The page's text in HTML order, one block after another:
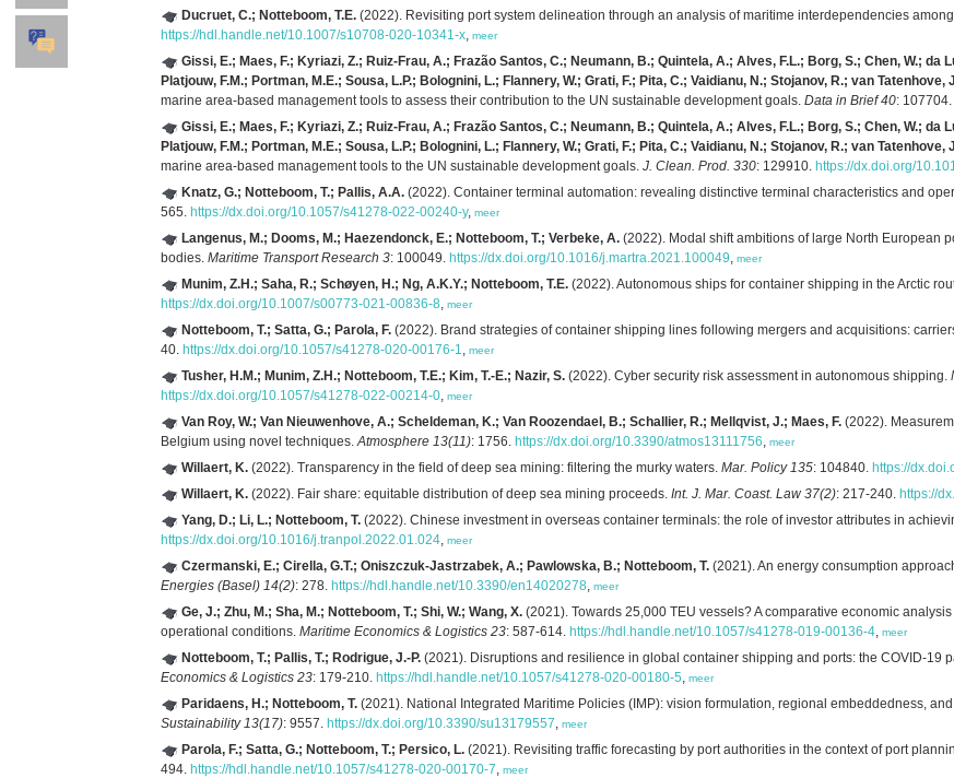
Ducruet, C.; Notteboom, T.E. (2022). Revisiting port system delineation through an analysis of maritime interdependencies
https://hdl.handle.net/10.1007/s10708-020-10341-x, meer
Gissi, E.; Maes, F.; Kyriazi, Z.; Ruiz-Frau, A.; Frazão Santos, C.; Neumann, B.; Quintela, A.; Alves, F.L.; Borg, S.; Chen, W.; da
Platjouw, F.M.; Portman, M.E.; Sousa, L.P.; Bolognini, L.; Flannery, W.; Grati, F.; Pita, C.; Vaidianu, N.; Stojanov, R.; van
marine area-based management tools to assess their contribution to the UN sustainable development goals. Data in Brief 40: 107704.
Gissi, E.; Maes, F.; Kyriazi, Z.; Ruiz-Frau, A.; Frazão Santos, C.; Neumann, B.; Quintela, A.; Alves, F.L.; Borg, S.; Chen, W.; da
Platjouw, F.M.; Portman, M.E.; Sousa, L.P.; Bolognini, L.; Flannery, W.; Grati, F.; Pita, C.; Vaidianu, N.; Stojanov, R.; van
marine area-based management tools to the UN sustainable development goals. J. Clean. Prod. 330: 129910. https://dx.doi.org/
Knatz, G.; Notteboom, T.; Pallis, A.A. (2022). Container terminal automation: revealing distinctive terminal characteristics and
565. https://dx.doi.org/10.1057/s41278-022-00240-y, meer
Langenus, M.; Dooms, M.; Haezendonck, E.; Notteboom, T.; Verbeke, A. (2022). Modal shift ambitions of large North European
bodies. Maritime Transport Research 3: 100049. https://dx.doi.org/10.1016/j.martra.2021.100049, meer
Munim, Z.H.; Saha, R.; Schøyen, H.; Ng, A.K.Y.; Notteboom, T.E. (2022). Autonomous ships for container shipping in the Arctic
https://dx.doi.org/10.1007/s00773-021-00836-8, meer
Notteboom, T.; Satta, G.; Parola, F. (2022). Brand strategies of container shipping lines following mergers and acquisitions:
40. https://dx.doi.org/10.1057/s41278-020-00176-1, meer
Tusher, H.M.; Munim, Z.H.; Notteboom, T.E.; Kim, T.-E.; Nazir, S. (2022). Cyber security risk assessment in autonomous shipping.
https://dx.doi.org/10.1057/s41278-022-00214-0, meer
Van Roy, W.; Van Nieuwenhove, A.; Scheldeman, K.; Van Roozendael, B.; Schallier, R.; Mellqvist, J.; Maes, F. (2022).
Belgium using novel techniques.Atmosphere 13(11): 1756. https://dx.doi.org/10.3390/atmos13111756, meer
Willaert, K. (2022). Transparency in the field of deep sea mining: filtering the murky waters. Mar. Policy 135: 104840. https://
Willaert, K. (2022). Fair share: equitable distribution of deep sea mining proceeds. Int. J. Mar. Coast. Law 37(2): 217-240. https://
Yang, D.; Li, L.; Notteboom, T. (2022). Chinese investment in overseas container terminals: the role of investor attributes in
https://dx.doi.org/10.1016/j.tranpol.2022.01.024, meer
Czermanski, E.; Cirella, G.T.; Oniszczuk-Jastrzabek, A.; Pawlowska, B.; Notteboom, T. (2021). An energy consumption
Energies (Basel) 14(2): 278. https://hdl.handle.net/10.3390/en14020278, meer
Ge, J.; Zhu, M.; Sha, M.; Notteboom, T.; Shi, W.; Wang, X. (2021). Towards 25,000 TEU vessels? A comparative economic
operational conditions. Maritime Economics & Logistics 23: 587-614. https://hdl.handle.net/10.1057/s41278-019-00136-4, meer
Notteboom, T.; Pallis, T.; Rodrigue, J.-P. (2021). Disruptions and resilience in global container shipping and ports: the COVID-19
Economics & Logistics 23: 179-210. https://hdl.handle.net/10.1057/s41278-020-00180-5, meer
Paridaens, H.; Notteboom, T. (2021). National Integrated Maritime Policies (IMP): vision formulation, regional embeddedness,
Sustainability 13(17): 9557. https://dx.doi.org/10.3390/su13179557, meer
Parola, F.; Satta, G.; Notteboom, T.; Persico, L. (2021). Revisiting traffic forecasting by port authorities in the context of port
494. https://hdl.handle.net/10.1057/s41278-020-00170-7, meer